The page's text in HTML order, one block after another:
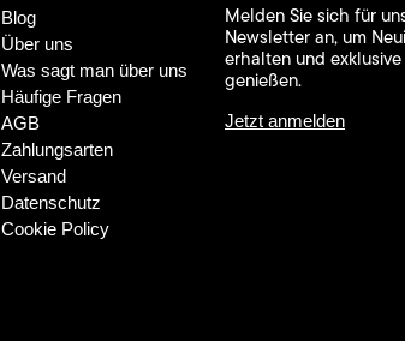
Blog
Über uns
Was sagt man über uns
Häufige Fragen
AGB
Zahlungsarten
Versand
Datenschutz
Cookie Policy
Melden Sie sich für
Newsletter an, um
erhalten und
genießen.
Jetzt anmelden